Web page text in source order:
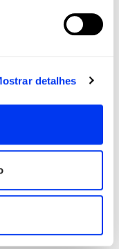
detalhes
o padel e
e
exclusivo de